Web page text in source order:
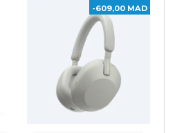
-609,00 MAD